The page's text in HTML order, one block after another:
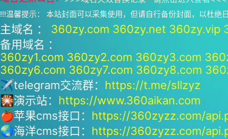
!!!温馨提示： 本站封面可以采集使用，但请自行备份封面，以杜绝
主域名 ： 360zy.com 360zy.net 360zy.vip
备用域名 ：
360zy1.com 360zy2.com 360zy3.com
360zy6.com 360zy7.com 360zy8.com
✈telegram交流群： https://t.me/sllzyz
🎇演示站： https://www.360aikan.com
🍎苹果cms接口： https://360zyzz.com/
🌏海洋cms接口： https://360zyzz.com/